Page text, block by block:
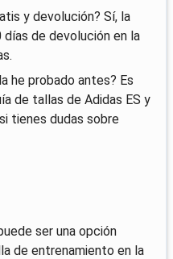
y devolución? Sí, la
de devolución en la
he probado antes? Es
de tallas de Adidas ES y
tienes dudas sobre
ser una opción
de entrenamiento en la